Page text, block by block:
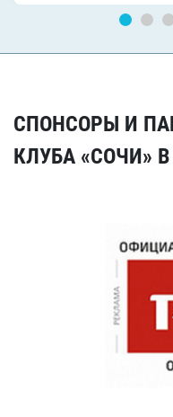
СПОНСОРЫ И
КЛУБА «СОЧИ»